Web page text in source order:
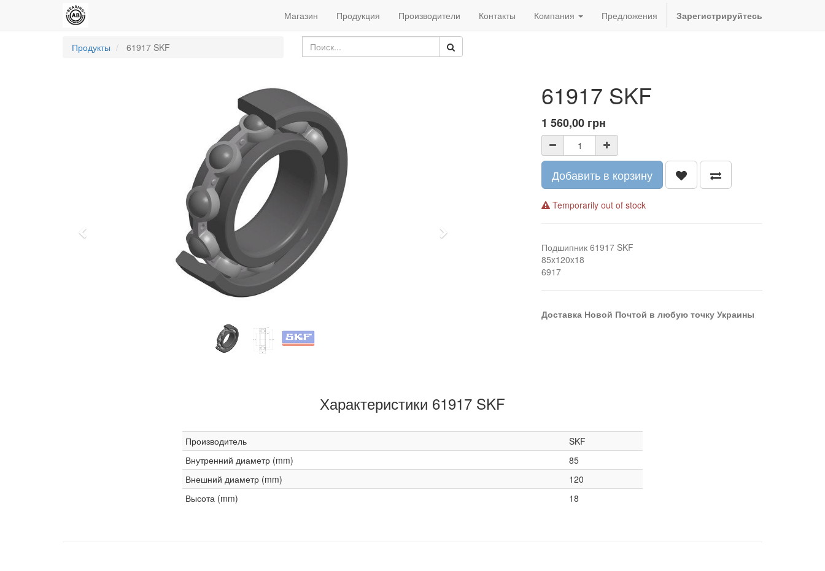
Магазин Продукция Производители Контакты Компания Предложения Зарегистрируйтесь
Продукты 61917 SKF
Next
61917 SKF
1 560,00 грн
Добавить в корзину
Temporarily out of stock
Подшипник 61917 SKF
85x120x18
6917
Доставка Новой Почтой в любую точку Украины
Характеристики 61917 SKF
Производитель
SKF
Внутренний диаметр (mm)
85
Внешний диаметр (mm)
120
Высота (mm)
18